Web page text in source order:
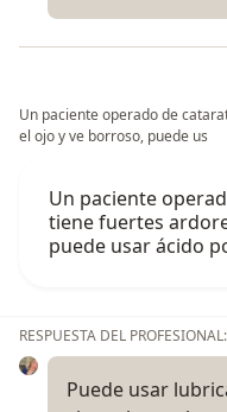
Un paciente operado de
el ojo y ve borroso, puede us
Un paciente
tiene fuertes
puede usar ácido
RESPUESTA DEL PROFESIONAL:
Puede usar